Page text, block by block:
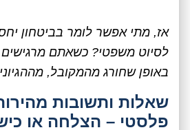
אז, מתי אפשר לומר בביטחון
לסיוט משפטי? כשאתם
באופן שחורג מהמקובל,
שאלות ותשובות
פלסטי – הצלחה או